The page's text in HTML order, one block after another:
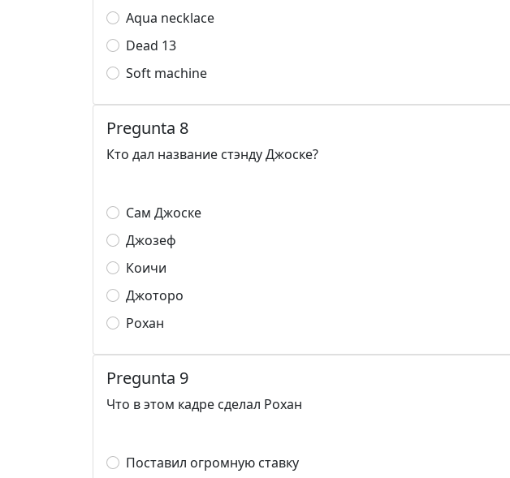
Aqua necklace
Dead 13
Soft machine
Pregunta 8
Кто дал название стэнду Джоске?
Сам Джоске
Джозеф
Коичи
Джоторо
Рохан
Pregunta 9
Что в этом кадре сделал Рохан
Поставил огромную ставку